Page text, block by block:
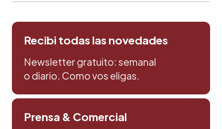
Recibi todas las novedades
Newsletter gratuito: semanal
o diario. Como vos eligas.
Prensa & Comercial